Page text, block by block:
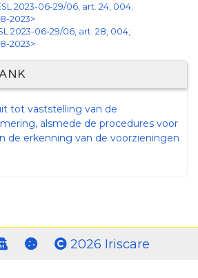
2023-06-29/06, art. 24, 004;
2023>
2023-06-29/06, art. 28, 004;
2023>
tot vaststelling van de
alsmede de procedures voor
de erkenning van de voorzieningen
2026 Iriscare